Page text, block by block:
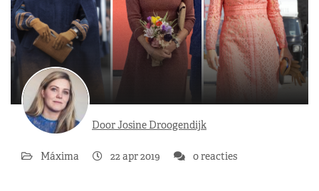
Door Josine Droogendijk
Máxima 22 apr 2019 0 reacties